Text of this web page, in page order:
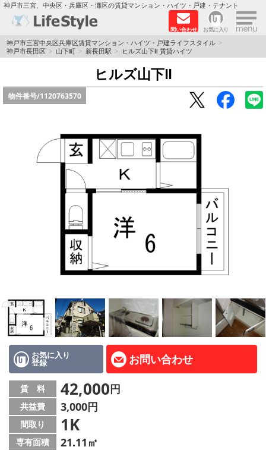
神戸市三宮、中央区・兵庫区・灘区の賃貸マンション・ハイツ・戸建・テナント
問い合わせ お気に入り ×
TOPページ
神戸の単身向けマンション特集
新築物件
保証人不要
リノベーション物件
ペット飼育可能
路線·駅から探す
地域から探す
地図から探す
店舗情報·アクセス
会社概要
メールでお問い合わせ
神戸市三宮中央区兵庫区賃貸マンション・ハイツ・戸建ライフスタイル
神戸市長田区
山下町 新長田駅 ヒルズ山下Ⅱ 賃貸ハイツ
ヒルズ山下Ⅱ
物件番号/1120763570
お気に入り
登録 お問い合わせ
賃 料 42,000円
共益費 3,000円
間取り 1K
専有面積 21.11㎡